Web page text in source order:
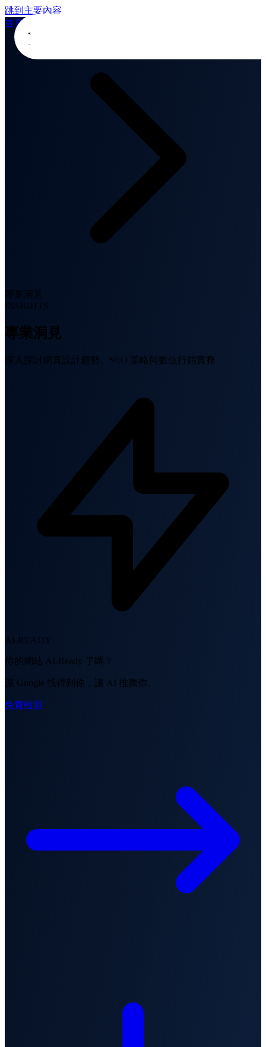
跳到主要內容
首頁
專業洞見
INSIGHTS
專業洞見
深入探討網頁設計趨勢、SEO 策略與數位行銷實務
AI-READY
你的網站 AI-Ready 了嗎？
讓 Google 找得到你，讓 AI 推薦你。
免費檢測